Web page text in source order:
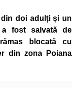
Provocarea nu
contexte în care
și transformate în
doi adulți și un
fost salvată de
blocată cu
din zona Poiana